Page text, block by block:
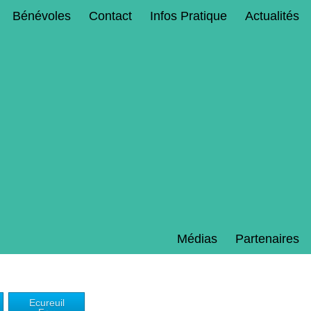
Bénévoles Contact Infos Pratique Actualités
Médias Partenaires
Ecureuil